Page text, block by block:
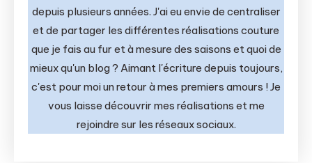
depuis plusieurs années. J'ai eu envie de centraliser
et de partager les différentes réalisations couture
que je fais au fur et à mesure des saisons et quoi de
mieux qu'un blog ? Aimant l'écriture depuis toujours,
c'est pour moi un retour à mes premiers amours ! Je
vous laisse découvrir mes réalisations et me
rejoindre sur les réseaux sociaux.